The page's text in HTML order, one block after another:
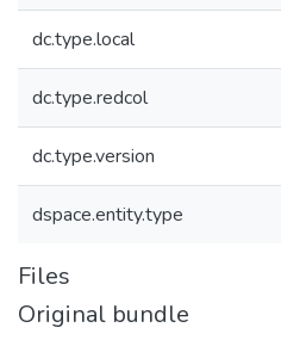
dc.type.local
dc.type.redcol
dc.type.version
dspace.entity.type
Files
Original bundle